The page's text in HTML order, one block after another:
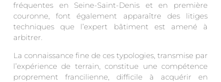
fréquentes en Seine-Saint-Denis et en première
couronne, font également apparaître des litiges
techniques que l’expert bâtiment est amené à
arbitrer.
La connaissance fine de ces typologies, transmise par
l’expérience de terrain, constitue une compétence
proprement francilienne, difficile à acquérir en